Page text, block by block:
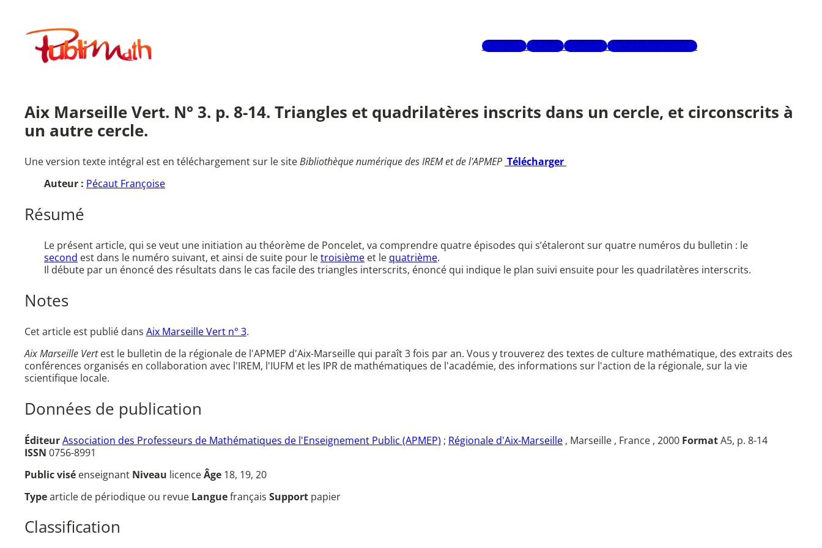
contenuPublimath
Mots-clésAuteursGlossaireRecherche avancée
Aix Marseille Vert. N° 3. p. 8-14. Triangles et quadrilatères inscrits dans un cercle, et circonscrits à
un autre cercle.
Une version texte intégral est en téléchargement sur le siteBibliothèque numérique des IREM et de l'APMEP Télécharger
Auteur : Pécaut Françoise
Résumé
Le présent article, qui se veut une initiation au théorème de Poncelet, va comprendre quatre épisodes qui s’étaleront sur quatre numéros du bulletin : le
second est dans le numéro suivant, et ainsi de suite pour letroisième et le quatrième.
Il débute par un énoncé des résultats dans le cas facile des triangles interscrits, énoncé qui indique le plan suivi ensuite pour les quadrilatères interscrits.
Notes
Cet article est publié dans Aix Marseille Vert n° 3.
Aix Marseille Vertest le bulletin de la régionale de l'APMEP d'Aix-Marseille qui paraît 3 fois par an. Vous y trouverez des textes de culture mathématique, des extraits des
conférences organisés en collaboration avec l'IREM, l'IUFM et les IPR de mathématiques de l'académie, des informations sur l'action de la régionale, sur la vie
scientifique locale.
Données de publication
ÉditeurAssociation des Professeurs de Mathématiques de l'Enseignement Public (APMEP) ; Régionale d'Aix-Marseille , Marseille , France , 2000 FormatA5, p. 8-14
ISSN 0756-8991
Public visé enseignant Niveau licenceÂge 18, 19, 20
Typearticle de périodique ou revue Languefrançais Support papier
Classification